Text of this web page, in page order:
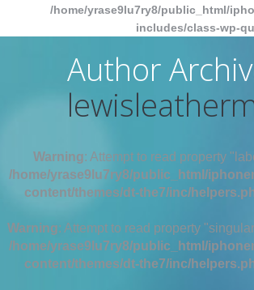
/home/yrase9lu7ry8/public_html/
includes/class-wp-
Author
Warning: Attempt to read property
/home/yrase9lu7ry8/public_html/
content/themes/dt-the7/inc/
Warning: Attempt to read property
/home/yrase9lu7ry8/public_html/
content/themes/dt-the7/inc/